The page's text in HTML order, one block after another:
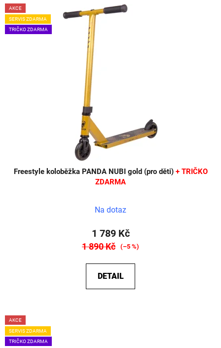
AKCE
SERVIS ZDARMA
TRIČKO ZDARMA
Freestyle koloběžka PANDA NUBI gold (pro děti) + TRIČKO
ZDARMA
Na dotaz
1 789 Kč
1 890 Kč (–5 %)
DETAIL
AKCE
SERVIS ZDARMA
TRIČKO ZDARMA